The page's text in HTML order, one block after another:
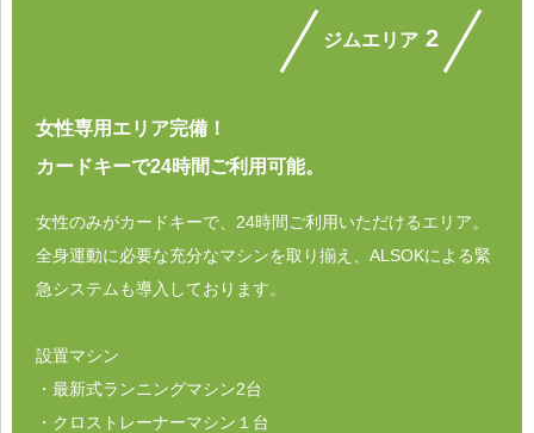
ジムエリア 2
女性専用エリア完備！
カードキーで24時間ご利用可能。
女性のみがカードキーで、24時間ご利用いただけるエリア。
全身運動に必要な充分なマシンを取り揃え、ALSOKによる緊
急システムも導入しております。
設置マシン
・最新式ランニングマシン2台
・クロストレーナーマシン１台